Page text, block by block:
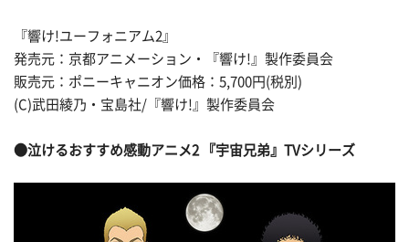
『響け!ユーフォニアム2』
発売元：京都アニメーション・『響け!』製作委員会
販売元：ポニーキャニオン価格：5,700円(税別)
(C)武田綾乃・宝島社/『響け!』製作委員会
●泣けるおすすめ感動アニメ2 『宇宙兄弟』TVシリーズ